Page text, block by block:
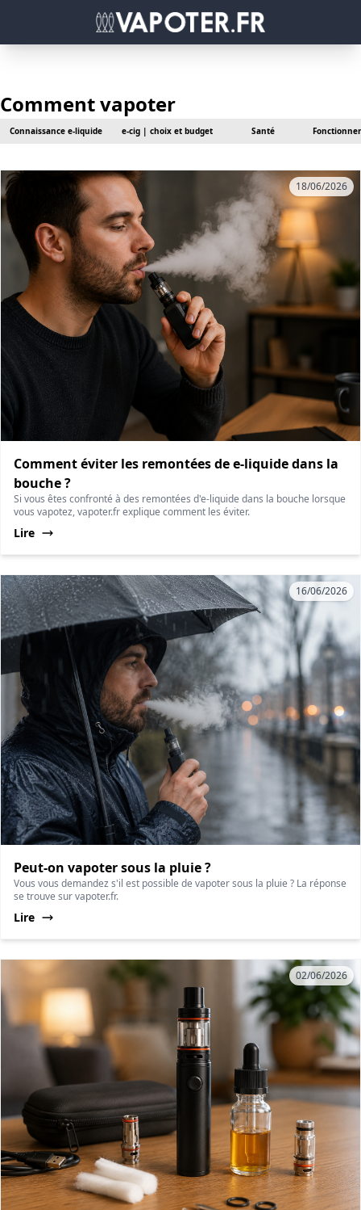
Comment vapoter
Connaissance e-liquide e-cig | choix et budget Santé
18/06/2026
Comment éviter les remontées de e-liquide dans la
bouche ?
Si vous êtes confronté à des remontées d'e-liquide dans la bouche lorsque
vous vapotez, vapoter.fr explique comment les éviter.
Lire
16/06/2026
Peut-on vapoter sous la pluie ?
Vous vous demandez s'il est possible de vapoter sous la pluie ? La réponse
se trouve sur vapoter.fr.
Lire
02/06/2026